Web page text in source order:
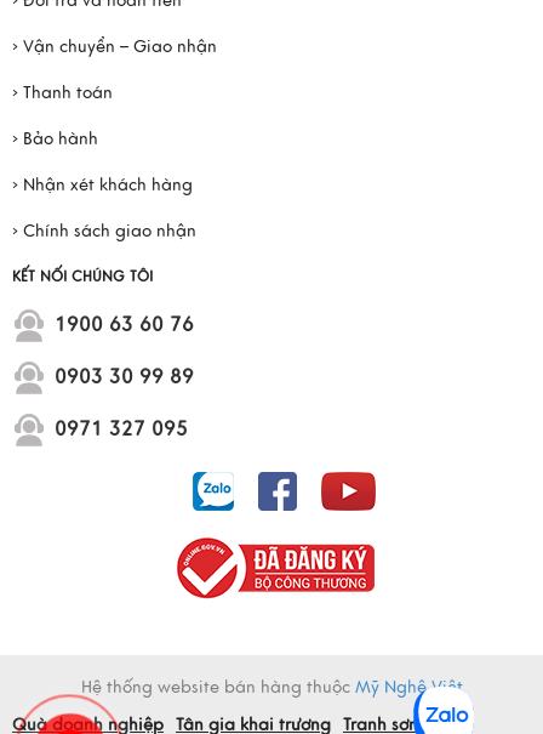
› Vận chuyển – Giao nhận
› Thanh toán
› Bảo hành
› Nhận xét khách hàng
› Chính sách giao nhận
KẾT NỐI CHÚNG TÔI
1900 63 60 76
0903 30 99 89
0971 327 095
Hệ thống website bán hàng thuộc Mỹ Nghệ Việt
Quà doanh nghiệp Tân gia khai trương Tranh sơn mài